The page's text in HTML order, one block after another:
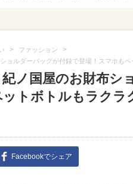
> ファッション >
ョルダーバッグが付録で登場！スマホも
紀ノ国屋のお財布シ
トボトルもラクラ
Facebookでシェア